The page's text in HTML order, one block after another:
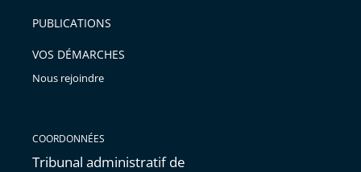
avant
PUBLICATIONS
VOS DÉMARCHES
Nous rejoindre
COORDONNÉES
Tribunal administratif de